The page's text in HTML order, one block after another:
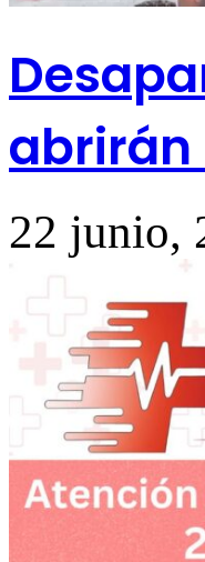
abrirán
22 junio,